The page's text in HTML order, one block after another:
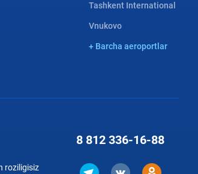
Tashkent International
Vnukovo
+ Barcha aeroportlar
roziligisiz
8 812 336-16-88